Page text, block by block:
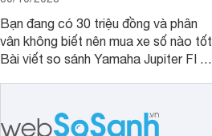
Bạn đang có 30 triệu đồng và phân
vân không biết nên mua xe số nào
Bài viết so sánh Yamaha Jupiter FI và